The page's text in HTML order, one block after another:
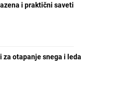
i praktični saveti
za otapanje snega i leda